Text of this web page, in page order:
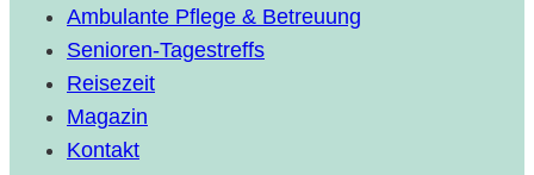
Ambulante Pflege & Betreuung
Senioren-Tagestreffs
Reisezeit
Magazin
Kontakt